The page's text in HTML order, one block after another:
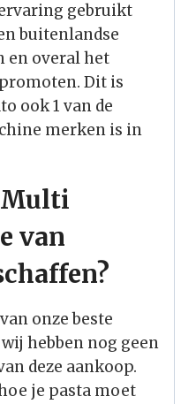
gebruikt
buitenlandse
en overal het
Dit is
ook 1 van de
merken is in
Multi
van
onze beste
hebben nog geen
deze aankoop.
je pasta moet